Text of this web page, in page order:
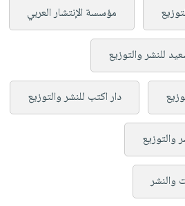
مؤسسة الإنتشار العربي
للنشر والتوزيع
دار اكتب للنشر والتوزيع
والتوزيع
والنشر